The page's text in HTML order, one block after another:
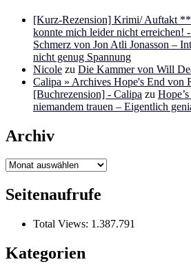
[Kurz-Rezension] Krimi/ Auftakt
konnte mich leider nicht
Schmerz von Jon Atli Jonasson –
nicht genug Spannung
Nicole zu Die Kammer von Will
Calipa » Archives Hope's End von
[Buchrezension] - Calipa zu
niemandem trauen – Eigentlich
Archiv
Archiv
Seitenaufrufe
Total Views: 1.387.791
Kategorien